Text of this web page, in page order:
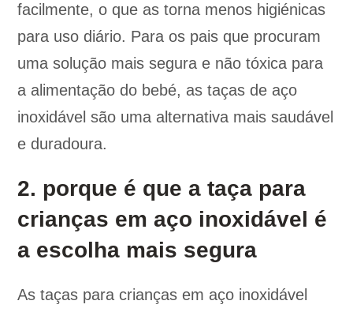
facilmente, o que as torna menos higiénicas
para uso diário. Para os pais que procuram
uma solução mais segura e não tóxica para
a alimentação do bebé, as taças de aço
inoxidável são uma alternativa mais saudável
e duradoura.
2. porque é que a taça para
crianças em aço inoxidável é
a escolha mais segura
As taças para crianças em aço inoxidável